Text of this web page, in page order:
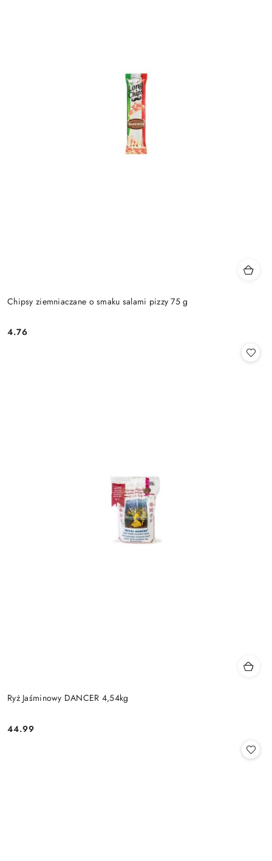
Chipsy ziemniaczane o smaku salami pizzy 75 g
Cena:
4.76
Ryż Jaśminowy DANCER 4,54kg
Cena:
44.99